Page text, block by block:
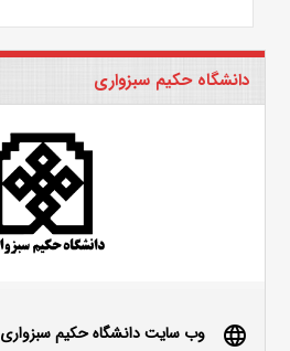
دانشگاه حکیم سبزواری
language وب سایت دانشگاه حکیم سبزواری